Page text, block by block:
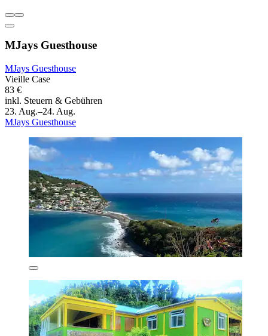
MJays Guesthouse
MJays Guesthouse
Vieille Case
83 €
inkl. Steuern & Gebühren
23. Aug.–24. Aug.
MJays Guesthouse